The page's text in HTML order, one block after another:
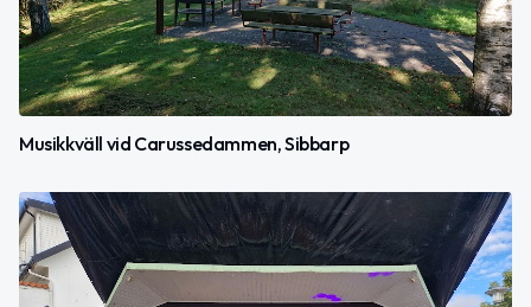
Musikkväll vid Carussedammen, Sibbarp